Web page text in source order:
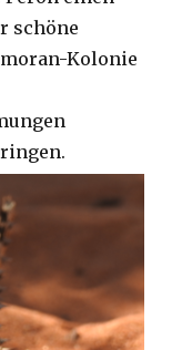
schöne
Kolonie